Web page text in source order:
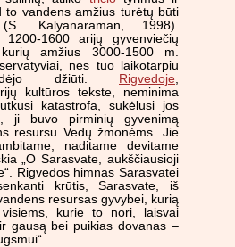
to vandens amžius turėtų būti
Kalyanaraman, 1998).
1200-1600 arijų gyvenviečių
amžius 3000-1500 m.
nes tuo laikotarpiu
džiūti.
Rigvedoje
kultūros tekste, neminima
katastrofa, sukėlusi jos
ji buvo pirminių gyvenimą
resursu Vedų žmonėms. Jie
naditame devitame
„O Sarasvate, aukščiausioji
Rigvedos himnas Sarasvatei
krūtis, Sarasvate, iš
resursas gyvybei, kurią
visiems, kurie to nori, laisvai
gausą bei puikias dovanas –